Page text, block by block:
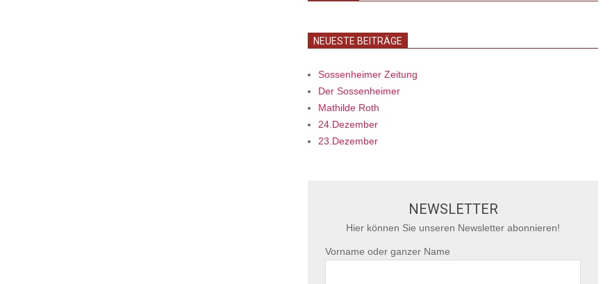
NEUESTE BEITRÄGE
Sossenheimer Zeitung
Der Sossenheimer
Mathilde Roth
24.Dezember
23.Dezember
NEWSLETTER
Hier können Sie unseren Newsletter abonnieren!
Vorname oder ganzer Name